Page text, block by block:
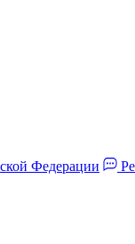
Федерации